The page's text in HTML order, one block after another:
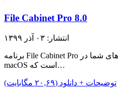
File Cabinet Pro 8.0
انتشار: ۰۳ آذر ۱۳۹۹
برنامه File Cabinet Pro یک برنامه برای مدیریت فایل‌های شما در
macOS است که…
توضیحات + دانلود (۲۰,۶۹ مگابایت)